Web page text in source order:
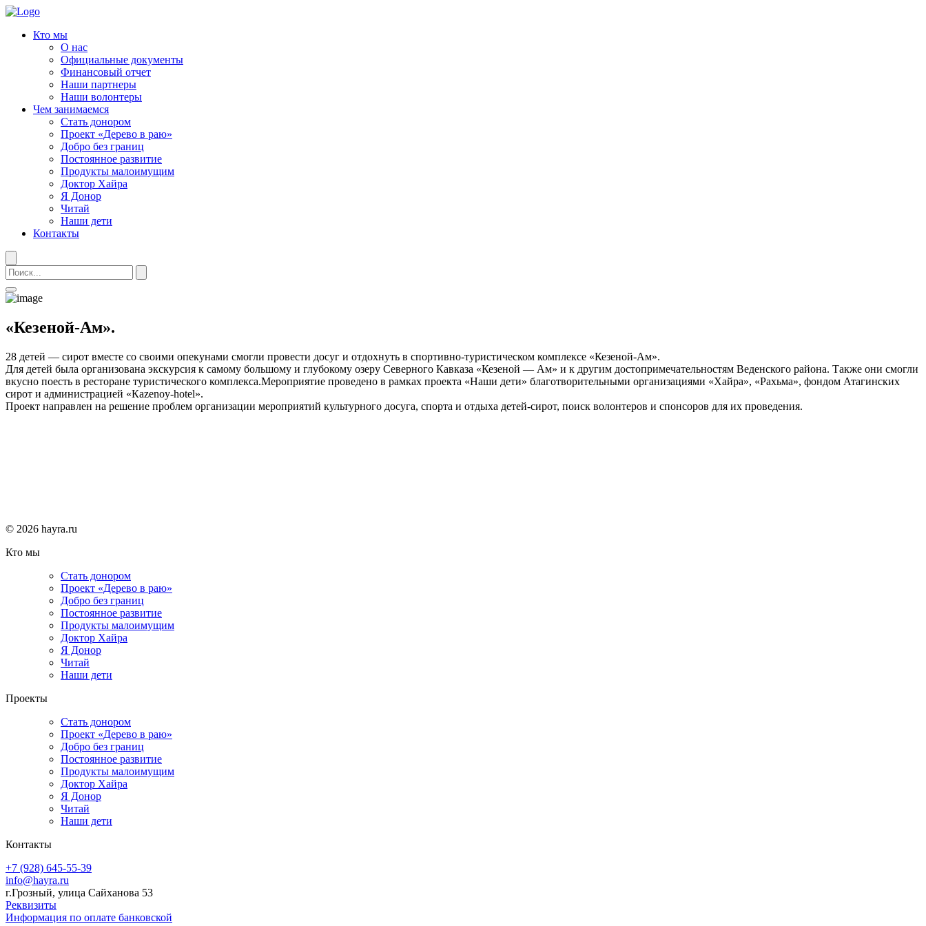
Кто мы
О нас
Официальные документы
Финансовый отчет
Наши партнеры
Наши волонтеры
Чем занимаемся
Стать донором
Проект «Дерево в раю»
Добро без границ
Постоянное развитие
Продукты малоимущим
Доктор Хайра
Я Донор
Читай
Наши дети
Контакты
«Кезеной-Ам».
28 детей — сирот вместе со своими опекунами смогли провести досуг и отдохнуть в спортивно-туристическом комплексе «Кезеной-Ам».
Для детей была организована экскурсия к самому большому и глубокому озеру Северного Кавказа «Кезеной — Ам» и к другим достопримечательностям Веденского района. Также они смогли
вкусно поесть в ресторане туристического комплекса.Мероприятие проведено в рамках проекта «Наши дети» благотворительными организациями «Хайра», «Рахьма», фондом Атагинских
сирот и администрацией «Каzenoy-hotel».
Проект направлен на решение проблем организации мероприятий культурного досуга, спорта и отдыха детей-сирот, поиск волонтеров и спонсоров для их проведения.
© 2026 hayra.ru
Кто мы
Стать донором
Проект «Дерево в раю»
Добро без границ
Постоянное развитие
Продукты малоимущим
Доктор Хайра
Я Донор
Читай
Наши дети
Проекты
Стать донором
Проект «Дерево в раю»
Добро без границ
Постоянное развитие
Продукты малоимущим
Доктор Хайра
Я Донор
Читай
Наши дети
Контакты
+7 (928) 645-55-39
info@hayra.ru
г.Грозный, улица Сайханова 53
Реквизиты
Информация по оплате банковской